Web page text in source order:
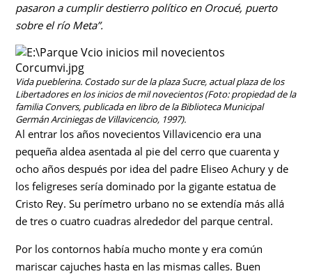
pasaron a cumplir destierro político en Orocué, puerto
sobre el río Meta”.
Vida pueblerina. Costado sur de la plaza Sucre, actual plaza de los
Libertadores en los inicios de mil novecientos (Foto: propiedad de la
familia Convers, publicada en libro de la Biblioteca Municipal
Germán Arciniegas de Villavicencio, 1997).
Al entrar los años novecientos Villavicencio era una
pequeña aldea asentada al pie del cerro que cuarenta y
ocho años después por idea del padre Eliseo Achury y de
los feligreses sería dominado por la gigante estatua de
Cristo Rey. Su perímetro urbano no se extendía más allá
de tres o cuatro cuadras alrededor del parque central.
Por los contornos había mucho monte y era común
mariscar cajuches hasta en las mismas calles. Buen